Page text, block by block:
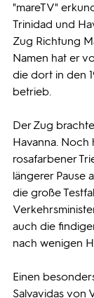
"mareTV"
Trinidad und
Zug Richtung
Namen hat er
die dort in den
betrieb.
Der Zug
Havanna. Noch
rosafarbener
längerer Pause
die große
auch die
nach wenigen
Einen
Salvavidas von